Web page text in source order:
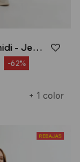
Falda denim midi - Jean medio
+ 1 color
62